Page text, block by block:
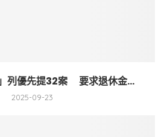
列優先提32案 要求退休金...
2025-09-23